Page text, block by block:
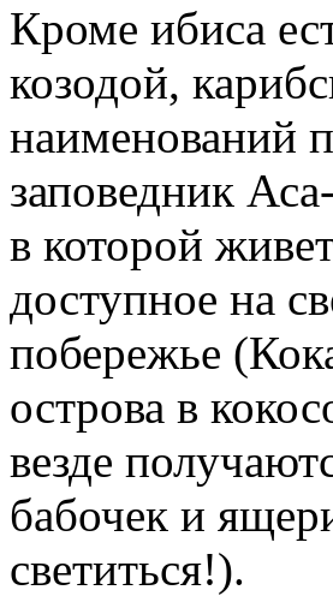
Кроме ибиса
козодой,
наименований
заповедник
в которой
доступное на
побережье
острова в
везде
бабочек и
светиться!).